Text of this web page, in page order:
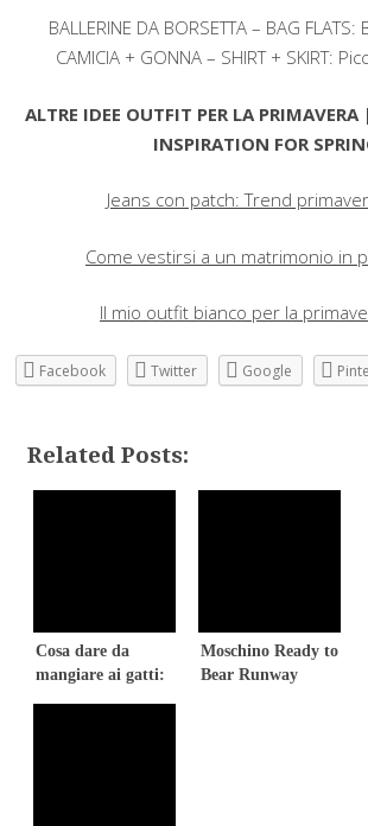
BALLERINE DA BORSETTA – BAG
CAMICIA + GONNA – SHIRT + SKIRT:
ALTRE IDEE OUTFIT PER LA
INSPIRATION FOR
Jeans con patch: Trend
Come vestirsi a un matrimonio in
Il mio outfit bianco per la
Facebook Twitter Google
Related Posts:
Cosa dare da
mangiare ai gatti:
Moschino Ready to
Bear Runway